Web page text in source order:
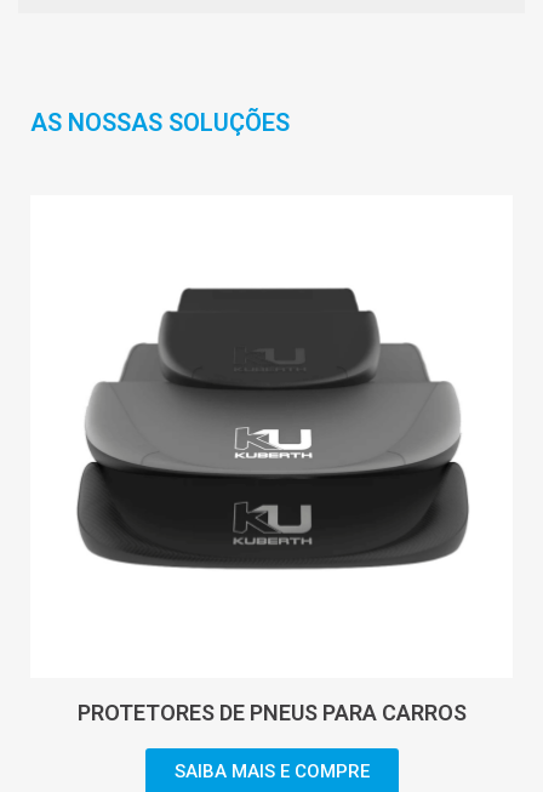
AS NOSSAS SOLUÇÕES
PROTETORES DE PNEUS PARA CARROS
SAIBA MAIS E COMPRE